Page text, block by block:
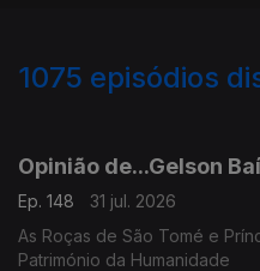
1075 episódios
Opinião de...Gelson
Ep. 148
31 jul. 2026
As Roças de São Tomé e
Património da Humanidade